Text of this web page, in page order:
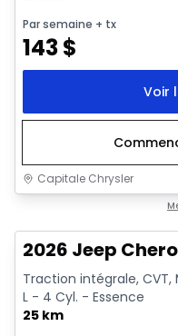
Par semaine + tx
143$
Voir
Capitale Chrysler
2026 Jeep
Traction intégrale, CVT,
L - 4 Cyl. - Essence
25 km